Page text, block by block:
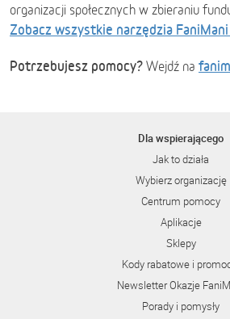
organizacji społecznych w zbieraniu
Zobacz wszystkie narzędzia FaniMani
Potrzebujesz pomocy? Wejdź na
Dla wspierającego
Jak to działa
Wybierz organizację
Centrum pomocy
Aplikacje
Sklepy
Kody rabatowe i
Newsletter Okazje
Porady i pomysły